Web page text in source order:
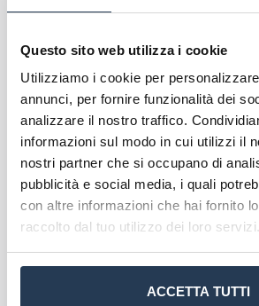
Questo sito web utilizza i cookie
Utilizziamo i cookie per
annunci, per fornire funzionalità dei
analizzare il nostro traffico.
informazioni sul modo in cui utilizzi il
nostri partner che si occupano di
pubblicità e social media, i quali
con altre informazioni che hai fornito
raccolto dal tuo utilizzo dei loro servizi.
ACCETTA TUTTI
La verifica della preparazione
non lo supereranno, saranno
Formativi Aggiuntivi (OFA) che
con attività di recupero formativo.
Le iscrizioni
al Corso di studi in
Gestionale dell’ Università
Mercatorum sonosempre aperte.
Corsi in